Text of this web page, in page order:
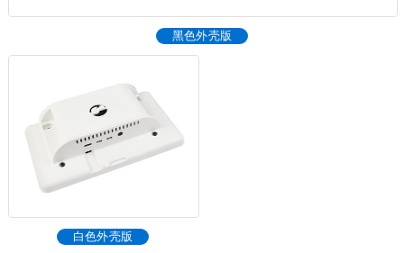
黑色外壳版
白色外壳版